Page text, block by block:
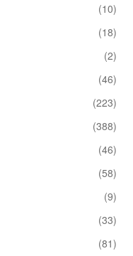
(10)
(18)
(2)
(46)
(223)
(388)
(46)
(58)
(9)
(33)
(81)